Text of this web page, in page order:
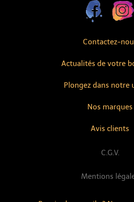
Contactez-
Actualités de votre
Avis clients
Nos marques
Plongez dans notre
Mentions
C.G.V.